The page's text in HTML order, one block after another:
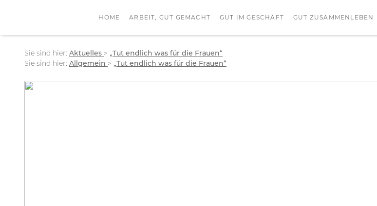
HOME ARBEIT, GUT GEMACHT GUT IM GESCHÄFT GUT ZUSAMMENLEBEN
Sie sind hier: Aktuelles > „Tut endlich was für die Frauen“
Sie sind hier: Allgemein > „Tut endlich was für die Frauen“